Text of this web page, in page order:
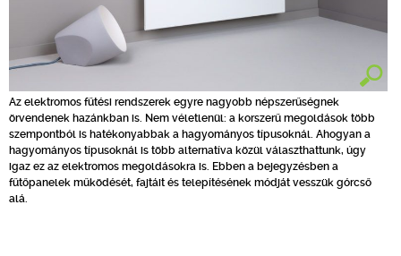
Az elektromos fűtési rendszerek egyre nagyobb népszerűségnek
örvendenek hazánkban is. Nem véletlenül: a korszerű megoldások több
szempontból is hatékonyabbak a hagyományos típusoknál. Ahogyan a
hagyományos típusoknál is több alternatíva közül választhattunk, úgy
igaz ez az elektromos megoldásokra is. Ebben a bejegyzésben a
fűtőpanelek működését, fajtáit és telepítésének módját vesszük górcső
alá.